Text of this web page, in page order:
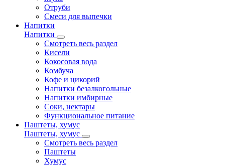
Отруби
Смеси для выпечки
Напитки
Напитки
Смотреть весь раздел
Кисели
Кокосовая вода
Комбуча
Кофе и цикорий
Напитки безалкогольные
Напитки имбирные
Соки, нектары
Функциональное питание
Паштеты, хумус
Паштеты, хумус
Смотреть весь раздел
Паштеты
Хумус